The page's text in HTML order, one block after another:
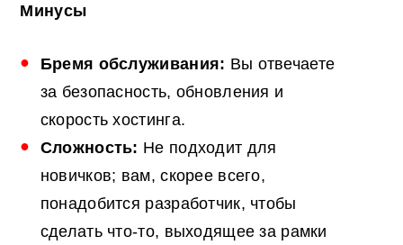
Минусы
Бремя обслуживания: Вы отвечаете
за безопасность, обновления и
скорость хостинга.
Сложность: Не подходит для
новичков; вам, скорее всего,
понадобится разработчик, чтобы
сделать что-то, выходящее за рамки